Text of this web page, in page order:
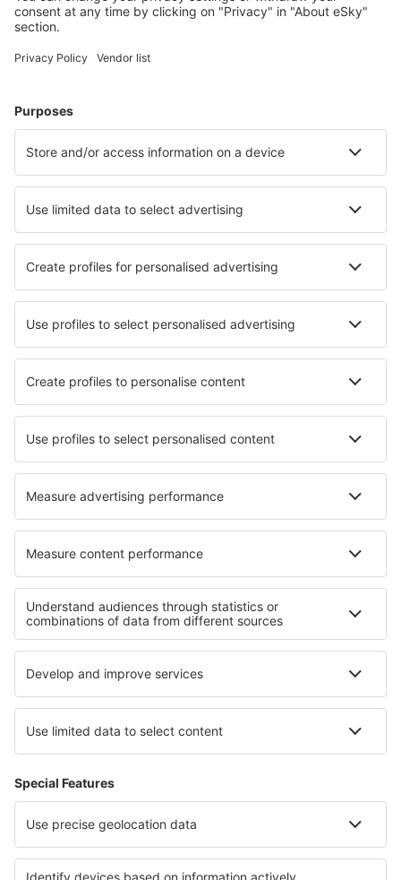
Cele mai căutate cazări de către utilizatorii eSky
Cazare în Spania - Orașe populare
Cazare în Barcelona
Cazare în Marbella Cazare în Lloret de Mar
Cazare în Sanlucar de Barrameda
Cazare în Bilbao Cazare în Valencia
Cele mai bune locuri de cazare - orașe
Cazare în Varigotti Cazare în Podgortsy
Cazare în Mittainville Cazare în Amfreville La Mivoie
Cazare în Ustron Cazare în Clusone
Cazare în Krumbach Cazare în Rabenau
Cele mai bune locuri de cazare - regiuni
Cazare in Principatul Asturia
Cazare in Costa Dorada Cazare in Pyrenees Mountains
Cazare în Costa Verde Cazare în Transilvania
Cazare in Parcul Național Ojcowski
Cazare in Western Rhodopes Cazare in Roztocze